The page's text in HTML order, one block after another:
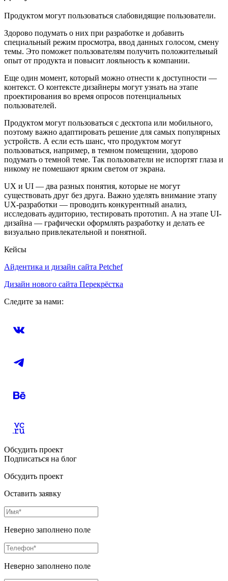
Продуктом могут пользоваться слабовидящие пользователи.
Здорово подумать о них при разработке и добавить
специальный режим просмотра, ввод данных голосом, смену
темы. Это поможет пользователям получить положительный
опыт от продукта и повысит лояльность к компании.
Еще один момент, который можно отнести к доступности —
контекст. О контексте дизайнеры могут узнать на этапе
проектирования во время опросов потенциальных
пользователей.
Продуктом могут пользоваться с десктопа или мобильного,
поэтому важно адаптировать решение для самых популярных
устройств. А если есть шанс, что продуктом могут
пользоваться, например, в темном помещении, здорово
подумать о темной теме. Так пользователи не испортят глаза и
никому не помешают ярким светом от экрана.
UX и UI — два разных понятия, которые не могут
существовать друг без друга. Важно уделять внимание этапу
UX-разработки — проводить конкурентный анализ,
исследовать аудиторию, тестировать прототип. А на этапе UI-
дизайна — графически оформлять разработку и делать ее
визуально привлекательной и понятной.
Кейсы
Айдентика и дизайн сайта Petchef
Дизайн нового сайта Перекрёстка
Следите за нами:
Обсудить проект
Подписаться на блог
Обсудить проект
Оставить заявку
Неверно заполнено поле
Неверно заполнено поле